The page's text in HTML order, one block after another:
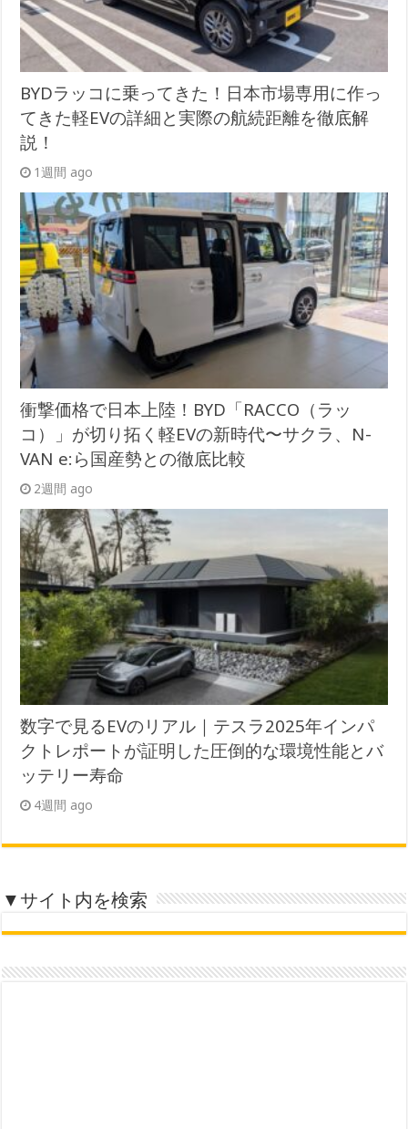
BYDラッコに乗ってきた！日本市場専用に作っ
てきた軽EVの詳細と実際の航続距離を徹底解
説！
1週間 ago
衝撃価格で日本上陸！BYD「RACCO（ラッ
コ）」が切り拓く軽EVの新時代〜サクラ、N-
VAN e:ら国産勢との徹底比較
2週間 ago
数字で見るEVのリアル｜テスラ2025年インパ
クトレポートが証明した圧倒的な環境性能とバ
ッテリー寿命
4週間 ago
▼サイト内を検索